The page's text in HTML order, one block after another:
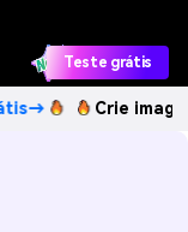
Teste grátis
Crie imagens com